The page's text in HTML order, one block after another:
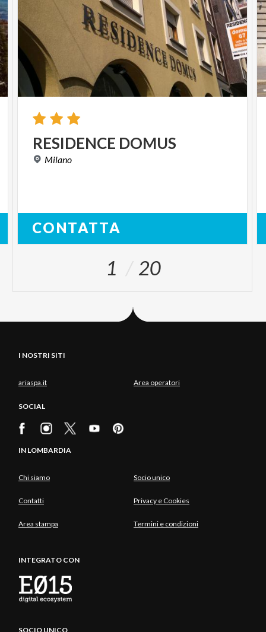
RESIDENCE DOMUS
Milano
CONTATTA
1 20
I NOSTRI SITI
ariaspa.it Area operatori
SOCIAL
IN LOMBARDIA
Chi siamo Socio unico
Contatti Privacy e Cookies
Area stampa Termini e condizioni
INTEGRATO CON
SOCIO UNICO